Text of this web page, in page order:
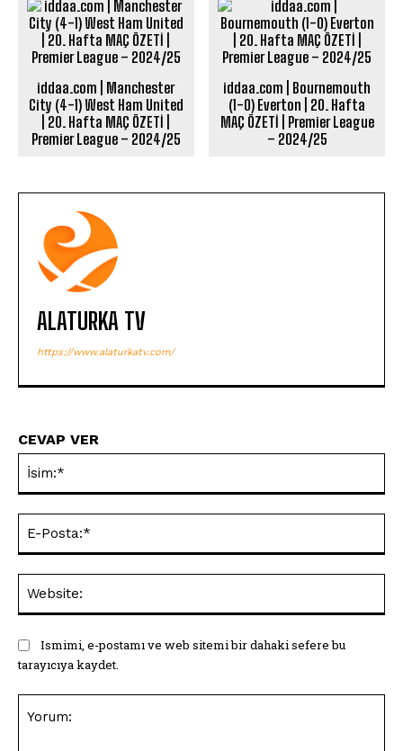
iddaa.com | Manchester
City (4-1) West Ham United
| 20. Hafta MAÇ ÖZETİ |
Premier League – 2024/25
iddaa.com | Bournemouth
(1-0) Everton | 20. Hafta
MAÇ ÖZETİ | Premier League
– 2024/25
ALATURKA TV
https://www.alaturkatv.com/
CEVAP VER
Ismimi, e-postamı ve web sitemi bir dahaki sefere bu
tarayıcıya kaydet.